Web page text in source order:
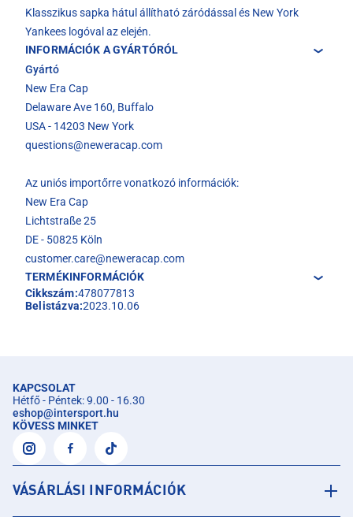
Klasszikus sapka hátul állítható záródással és New York
Yankees logóval az elején.
INFORMÁCIÓK A GYÁRTÓRÓL
Gyártó
New Era Cap
Delaware Ave 160, Buffalo
USA - 14203 New York
questions@neweracap.com
Az uniós importőrre vonatkozó információk:
New Era Cap
Lichtstraße 25
DE - 50825 Köln
customer.care@neweracap.com
TERMÉKINFORMÁCIÓK
Cikkszám:478077813
Belistázva:2023.10.06
KAPCSOLAT
Hétfő - Péntek: 9.00 - 16.30
eshop@intersport.hu
KÖVESS MINKET
VÁSÁRLÁSI INFORMÁCIÓK